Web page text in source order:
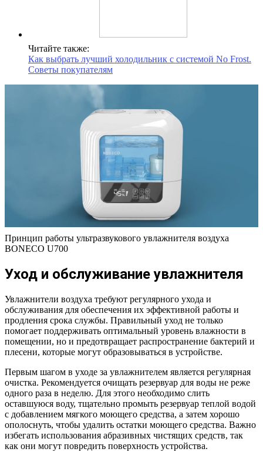
Читайте также:
Как выбрать лучший холодильник с системой No Frost.
Советы покупателям
Принцип работы ультразвукового увлажнителя воздуха
BONECO U700
Уход и обслуживание увлажнителя
Увлажнители воздуха требуют регулярного ухода и
обслуживания для обеспечения их эффективной работы и
продления срока службы. Правильный уход не только
помогает поддерживать оптимальный уровень влажности в
помещении, но и предотвращает распространение бактерий и
плесени, которые могут образовываться в устройстве.
Первым шагом в уходе за увлажнителем является регулярная
очистка. Рекомендуется очищать резервуар для воды не реже
одного раза в неделю. Для этого необходимо слить
оставшуюся воду, тщательно промыть резервуар теплой водой
с добавлением мягкого моющего средства, а затем хорошо
ополоснуть, чтобы удалить остатки моющего средства. Важно
избегать использования абразивных чистящих средств, так
как они могут повредить поверхность устройства.